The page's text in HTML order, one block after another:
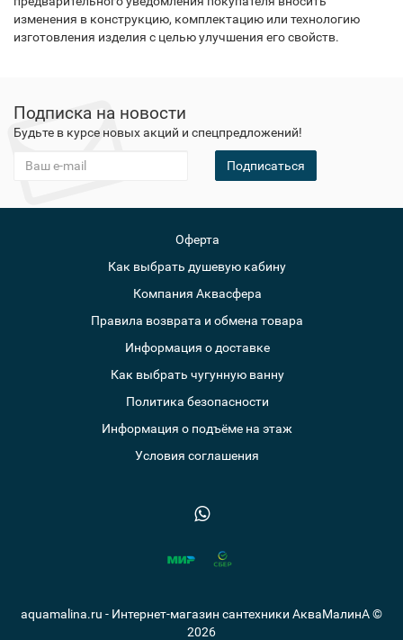
изменения в конструкцию, комплектацию или технологию
изготовления изделия с целью улучшения его свойств.
Подписка на новости
Будьте в курсе новых акций и спецпредложений!
Подписаться
Оферта
Как выбрать душевую кабину
Компания Аквасфера
Правила возврата и обмена товара
Информация о доставке
Как выбрать чугунную ванну
Политика безопасности
Информация о подъёме на этаж
Условия соглашения
aquamalina.ru - Интернет-магазин сантехники АкваМалинА ©
2026